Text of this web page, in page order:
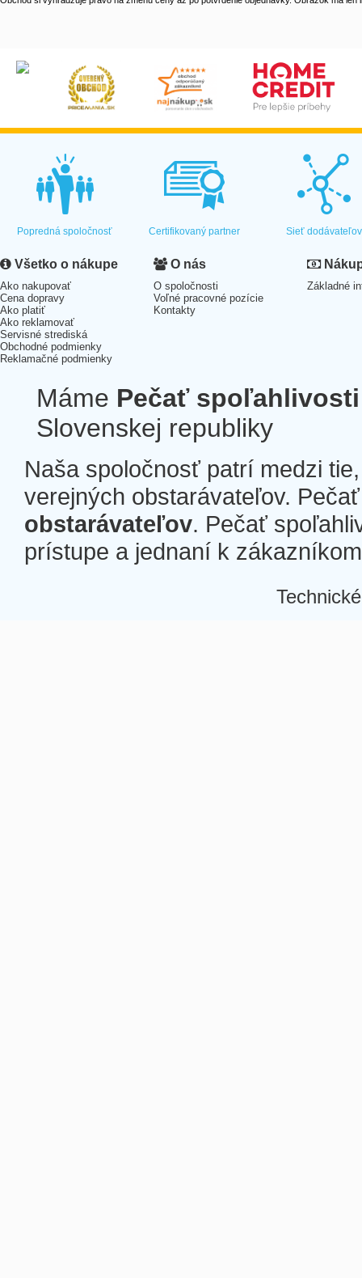
Popredná spoločnosť Certifikovaný partner Sieť dodávateľov
Všetko o nákupe
Ako nakupovať
Cena dopravy
Ako platiť
Ako reklamovať
Servisné strediská
Obchodné podmienky
Reklamačné podmienky
O nás
O spoločnosti
Voľné pracovné pozície
Kontakty
Základné
Máme Pečať spoľahlivosti
Slovenskej republiky
Naša spoločnosť patrí medzi
verejných obstarávateľov.
obstarávateľov. Pečať
prístupe a jednaní k